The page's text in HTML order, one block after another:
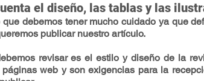
el diseño, las tablas y las
debemos tener mucho cuidado ya que
publicar nuestro artículo.
revisar es el estilo y diseño de la
web y son exigencias para la